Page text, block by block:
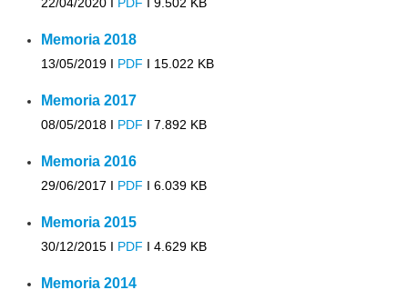
Memoria 2018
13/05/2019 I PDF I 15.022 KB
Memoria 2017
08/05/2018 I PDF I 7.892 KB
Memoria 2016
29/06/2017 I PDF I 6.039 KB
Memoria 2015
30/12/2015 I PDF I 4.629 KB
Memoria 2014